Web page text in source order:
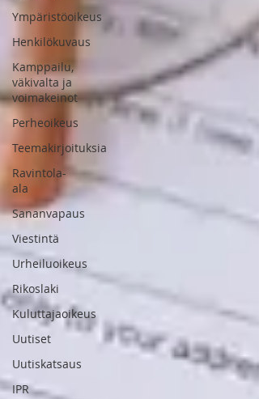
Ympäristöoikeus
Henkilökuvaus
Kamppailu,
väkivalta ja
voimakeinot
Perheoikeus
Teemakirjoituksia
Ravintola-
ala
Sananvapaus
Viestintä
Urheiluoikeus
Rikoslaki
Kuluttajaoikeus
Uutiset
Uutiskatsaus
IPR